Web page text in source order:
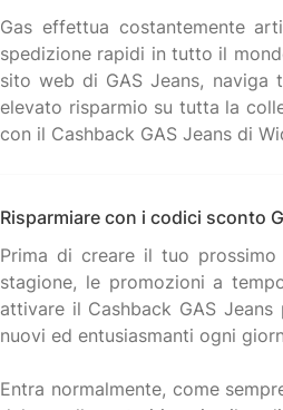
Gas effettua costantemente
spedizione rapidi in tutto il
sito web di GAS Jeans,
elevato risparmio su tutta la
Risparmiare con i codici sconto
Prima di creare il tuo
stagione, le promozioni a
attivare il Cashback GAS
nuovi ed entusiasmanti ogni
Entra normalmente, come